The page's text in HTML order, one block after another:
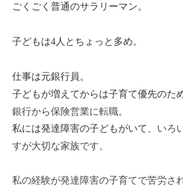
ごくごく普通のサラリーマン。
子どもは4 人とちょっと多め。
仕事は元銀行員。
子どもが増えてからは子育て優先のた
銀行から保険営業に転職。
私には発達障害の子どもがいて、 いろ
すが大切な家族です。
私の経験が発達障害の子育てで苦労さ